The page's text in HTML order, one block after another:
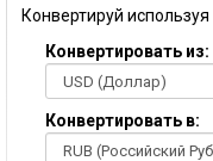
Конвертируй используя
Конвертировать из:
Конвертировать в: